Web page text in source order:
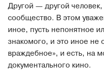
Другой — другой
сообщество. В этом
иное, пусть непонятное
знакомого, и это иное не
враждебное», и есть, на
документального кино.